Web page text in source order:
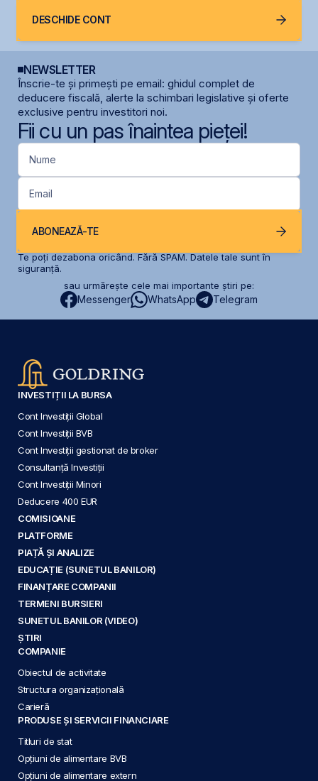
DESCHIDE CONT
NEWSLETTER
Înscrie-te și primești pe email: ghidul complet de
deducere fiscală, alerte la schimbari legislative și oferte
exclusive pentru investitori noi.
Fii cu un pas înaintea pieței!
Nume
Email
ABONEAZĂ-TE
Te poți dezabona oricând. Fără SPAM. Datele tale sunt în
siguranță.
sau urmărește cele mai importante știri pe:
Messenger WhatsApp Telegram
INVESTIȚII LA BURSA
Cont Investiții Global
Cont Investiții BVB
Cont Investiții gestionat de broker
Consultanță Investiții
Cont Investiții Minori
Deducere 400 EUR
COMISIOANE
PLATFORME
PIAȚĂ ȘI ANALIZE
EDUCAȚIE (SUNETUL BANILOR)
FINANȚARE COMPANII
TERMENI BURSIERI
SUNETUL BANILOR (VIDEO)
ȘTIRI
COMPANIE
Obiectul de activitate
Structura organizațională
Carieră
PRODUSE ȘI SERVICII FINANCIARE
Titluri de stat
Opțiuni de alimentare BVB
Opțiuni de alimentare extern